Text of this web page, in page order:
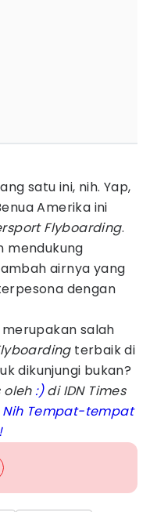
satu ini, nih. Yap,
Amerika ini
Flyboarding.
mendukung
airnya yang
dengan
salah
terbaik di
dikunjungi bukan?
oleh :)di IDN Times
Nih Tempat-tempat